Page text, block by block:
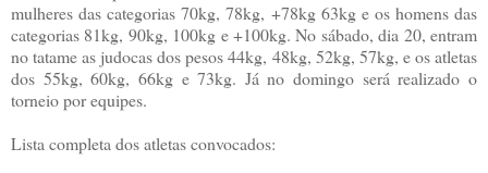
mulheres das categorias 70kg, 78kg, +78kg 63kg e os homens das
categorias 81kg, 90kg, 100kg e +100kg. No sábado, dia 20, entram
no tatame as judocas dos pesos 44kg, 48kg, 52kg, 57kg, e os atletas
dos 55kg, 60kg, 66kg e 73kg. Já no domingo será realizado o
torneio por equipes.
Lista completa dos atletas convocados: